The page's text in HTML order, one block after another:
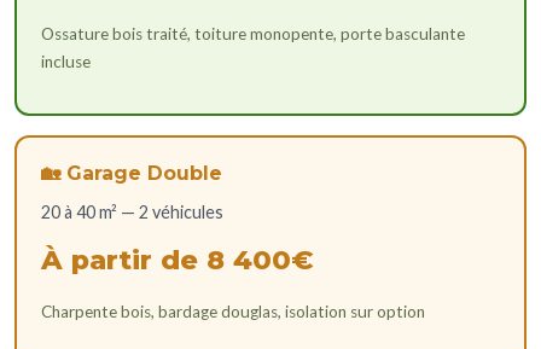
Ossature bois traité, toiture monopente, porte basculante
incluse
🏡 Garage Double
20 à 40 m² — 2 véhicules
À partir de 8 400€
Charpente bois, bardage douglas, isolation sur option